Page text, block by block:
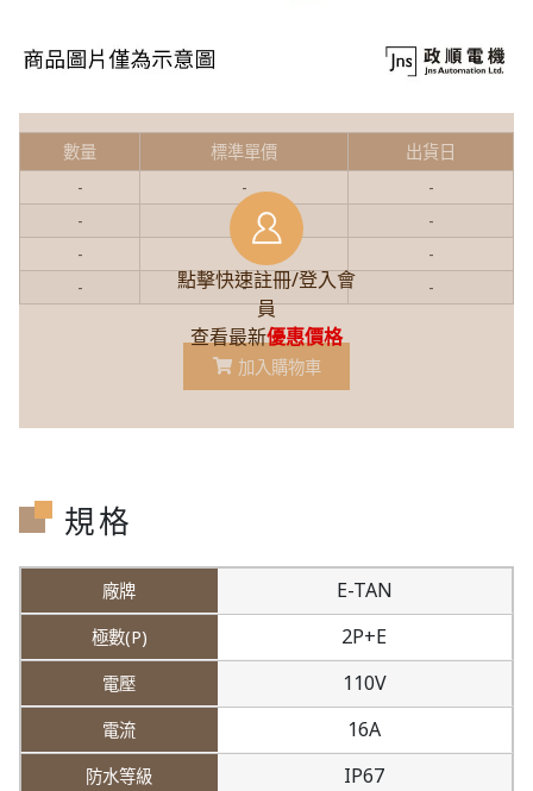
點擊快速註冊/登入會
員
查看最新優惠價格
數量 標準單價
出貨日
-
-
-
-
-
-
-
-
-
- -
加入購物車
規格
E-TAN
2P+E
110V
16A
IP67